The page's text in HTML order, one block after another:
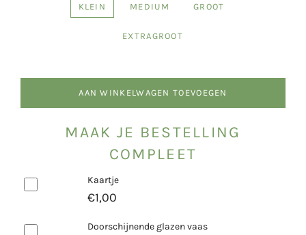
KLEIN MEDIUM GROOT
EXTRAGROOT
AAN WINKELWAGEN TOEVOEGEN
MAAK JE BESTELLING
COMPLEET
Kaartje
€1,00
Doorschijnende glazen vaas